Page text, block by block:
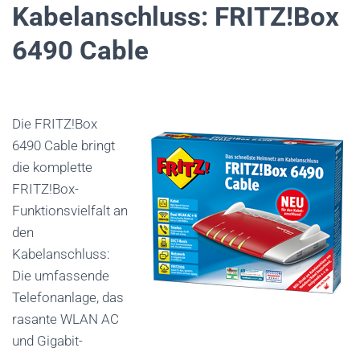
Kabelanschluss: FRITZ!Box
6490 Cable
Die FRITZ!Box
6490 Cable bringt
die komplette
FRITZ!Box-
Funktionsvielfalt an
den
Kabelanschluss:
Die umfassende
Telefonanlage, das
rasante WLAN AC
und Gigabit-